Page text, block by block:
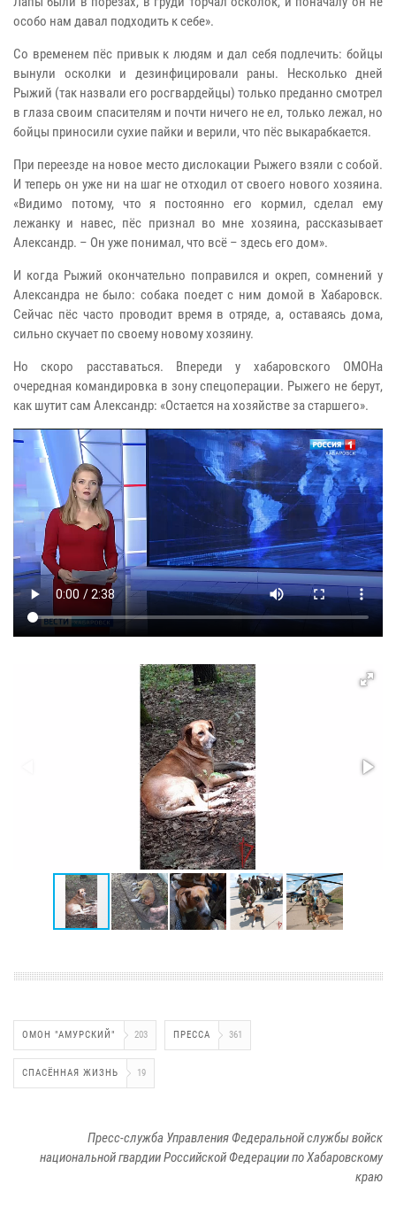
особо нам давал подходить к себе».
Со временем пёс привык к людям и дал себя подлечить: бойцы
вынули осколки и дезинфицировали раны. Несколько дней
Рыжий (так назвали его росгвардейцы) только преданно смотрел
в глаза своим спасителям и почти ничего не ел, только лежал, но
бойцы приносили сухие пайки и верили, что пёс выкарабкается.
При переезде на новое место дислокации Рыжего взяли с собой.
И теперь он уже ни на шаг не отходил от своего нового хозяина.
«Видимо потому, что я постоянно его кормил, сделал ему
лежанку и навес, пёс признал во мне хозяина, рассказывает
Александр. – Он уже понимал, что всё – здесь его дом».
И когда Рыжий окончательно поправился и окреп, сомнений у
Александра не было: собака поедет с ним домой в Хабаровск.
Сейчас пёс часто проводит время в отряде, а, оставаясь дома,
сильно скучает по своему новому хозяину.
Но скоро расставаться. Впереди у хабаровского ОМОНа
очередная командировка в зону спецоперации. Рыжего не берут,
как шутит сам Александр: «Остается на хозяйстве за старшего».
ОМОН "АМУРСКИЙ" 203 ПРЕССА 361
СПАСЁННАЯ ЖИЗНЬ 19
Пресс-служба Управления Федеральной службы войск
национальной гвардии Российской Федерации по Хабаровскому
краю